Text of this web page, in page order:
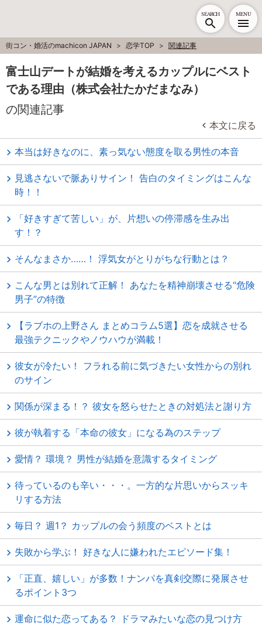
SEARCH MENU
街コン・婚活のmachicon JAPAN 恋学TOP 関連記事
富士山デートが結婚を考えるカップルにベスト
である理由（株式会社たかだまなみ）
の関連記事
本文に戻る
本当は好きなのに、素っ気ない態度を取る男性の本音
見逃さないで脈ありサイン！ 告白のタイミングはこんな
時！！
「好きすぎて苦しい」が、片想いの停滞感を生み出
す！？
そんなまさか……！ 浮気女がとりがちな行動とは？
こんな男とは別れて正解！ あなたを精神崩壊させる“危険
男子”の特徴
【ラブホの上野さん まとめコラム5選】恋を成就させる
最強テクニックやノウハウが満載！
彼女が冷たい！ フラれる前に気づきたい女性からの別れ
のサイン
関係が深まる！？ 彼女を怒らせたときの対処法と謝り方
彼が執着する「本命の彼女」になる為のステップ
愛情？ 環境？ 男性が結婚を意識するタイミング
待っているのも辛い・・・。一方的な片思いからスッキ
リする方法
毎日？ 週1？ カップルの会う頻度のベストとは
失敗から学ぶ！ 好きな人に嫌われたエピソード集！
「正直、嬉しい」が多数！ナンパを真剣交際に発展させ
るポイント3つ
運命に似た恋ってある？ ドラマみたいな恋の見つけ方